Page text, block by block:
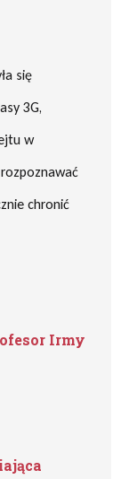
się
3G,
w
chronić
Irmy